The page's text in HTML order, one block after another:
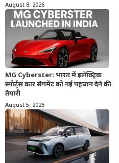
August 8, 2026
MG Cyberster: भारत में इलेक्ट्रिक
स्पोर्ट्स कार सेगमेंट को नई पहचान देने की
तैयारी
August 5, 2026